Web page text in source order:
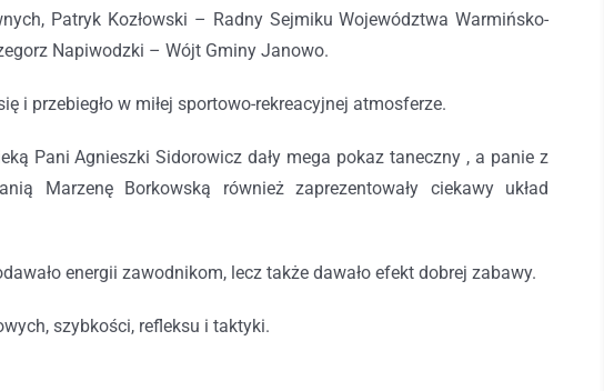
Patryk Kozłowski – Radny Sejmiku Województwa Warmińsko-
Napiwodzki – Wójt Gminy Janowo.
i przebiegło w miłej sportowo-rekreacyjnej atmosferze.
Pani Agnieszki Sidorowicz dały mega pokaz taneczny , a panie z
Marzenę Borkowską również zaprezentowały ciekawy układ
energii zawodnikom, lecz także dawało efekt dobrej zabawy.
szybkości, refleksu i taktyki.